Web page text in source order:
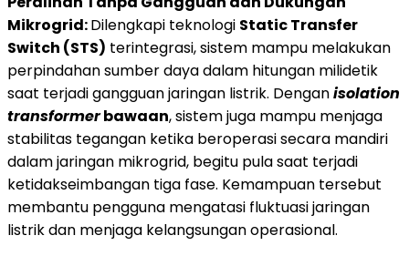
Mikrogrid:Dilengkapi teknologi Static Transfer
Switch (STS) terintegrasi, sistem mampu melakukan
perpindahan sumber daya dalam hitungan milidetik
saat terjadi gangguan jaringan listrik. Denganisolation
transformerbawaan, sistem juga mampu menjaga
stabilitas tegangan ketika beroperasi secara mandiri
dalam jaringan mikrogrid, begitu pula saat terjadi
ketidakseimbangan tiga fase. Kemampuan tersebut
membantu pengguna mengatasi fluktuasi jaringan
listrik dan menjaga kelangsungan operasional.